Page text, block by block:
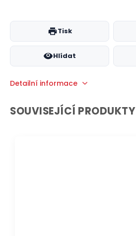
cena:
Tisk
Hlídat
Detailní informace
SOUVISEJÍCÍ PRODUKTY